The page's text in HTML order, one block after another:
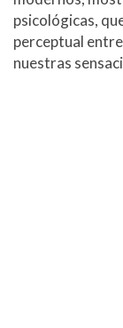
psicológicas,
perceptual
nuestras